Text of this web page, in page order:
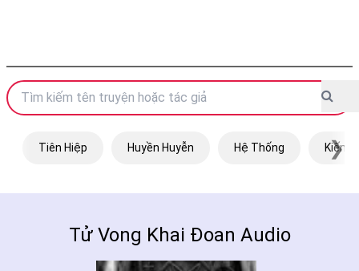
Tiên Hiệp Huyền Huyễn Hệ Thống Kiếm
❯
Tử Vong Khai Đoan Audio